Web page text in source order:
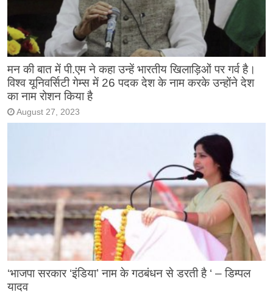
मन की बात में पी.एम ने कहा उन्हें भारतीय खिलाड़िओं पर गर्व है।
विश्व यूनिवर्सिटी गेम्स में 26 पदक देश के नाम करके उन्होंने देश
का नाम रोशन किया है
August 27, 2023
‘भाजपा सरकार ‘इंडिया’ नाम के गठबंधन से डरती है ‘ – डिम्पल
यादव